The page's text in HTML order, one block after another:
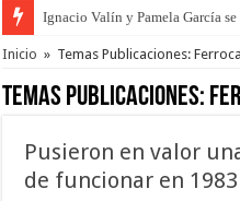
Ignacio Valín y Pamela García
Traigo el litoral en mi canción:
Inicio » Temas Publicaciones:
Temas Publicaciones:
Pusieron en valor
de funcionar en 1983